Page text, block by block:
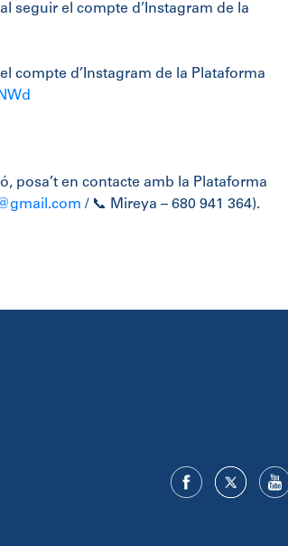
seguir el compte d’Instagram de la
compte d’Instagram de la Plataforma
posa’t en contacte amb la Plataforma
/ 📞 Mireya – 680 941 364).